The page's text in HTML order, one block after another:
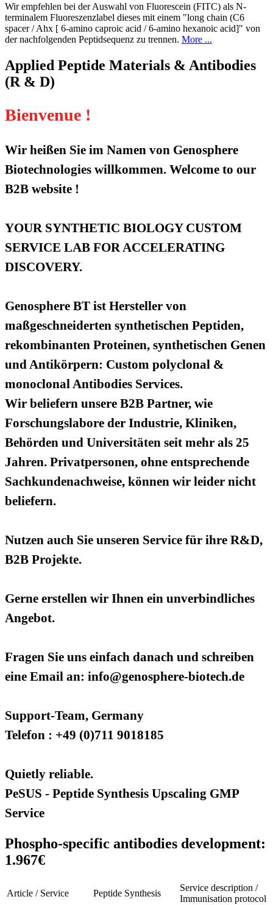
Wir empfehlen bei der Auswahl von Fluorescein (FITC) als N-
terminalem Fluoreszenzlabel dieses mit einem "long chain (C6
spacer / Ahx [ 6-amino caproic acid / 6-amino hexanoic acid]" von
der nachfolgenden Peptidsequenz zu trennen. More ...
Applied Peptide Materials & Antibodies
(R & D)
Bienvenue !
Wir heißen Sie im Namen von Genosphere
Biotechnologies willkommen. Welcome to our
B2B website !
YOUR SYNTHETIC BIOLOGY CUSTOM
SERVICE LAB FOR ACCELERATING
DISCOVERY.
Genosphere BT ist Hersteller von
maßgeschneiderten synthetischen Peptiden,
rekombinanten Proteinen, synthetischen Genen
und Antikörpern: Custom polyclonal &
monoclonal Antibodies Services.
Wir beliefern unsere B2B Partner, wie
Forschungslabore der Industrie, Kliniken,
Behörden und Universitäten seit mehr als 25
Jahren. Privatpersonen, ohne entsprechende
Sachkundenachweise, können wir leider nicht
beliefern.
Nutzen auch Sie unseren Service für ihre R&D,
B2B Projekte.
Gerne erstellen wir Ihnen ein unverbindliches
Angebot.
Fragen Sie uns einfach danach und schreiben
eine Email an: info@genosphere-biotech.de
Support-Team, Germany
Telefon : +49 (0)711 9018185
Quietly reliable.
PeSUS - Peptide Synthesis Upscaling GMP
Service
Phospho-specific antibodies development:
1.967€
Article / Service Peptide Synthesis
Service description /
Immunisation protocol